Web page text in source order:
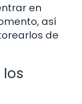
en
así
de